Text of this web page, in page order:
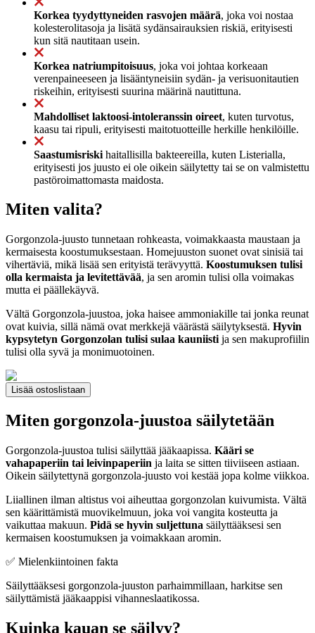
Korkea tyydyttyneiden rasvojen määrä, joka voi nostaa
kolesterolitasoja ja lisätä sydänsairauksien riskiä, erityisesti
kun sitä nautitaan usein.
Korkea natriumpitoisuus, joka voi johtaa korkeaan
verenpaineeseen ja lisääntyneisiin sydän- ja verisuonitautien
riskeihin, erityisesti suurina määrinä nautittuna.
Mahdolliset laktoosi-intoleranssin oireet, kuten turvotus,
kaasu tai ripuli, erityisesti maitotuotteille herkille henkilöille.
Saastumisriski haitallisilla bakteereilla, kuten Listerialla,
erityisesti jos juusto ei ole oikein säilytetty tai se on valmistettu
pastöroimattomasta maidosta.
Miten valita?
Gorgonzola-juusto tunnetaan rohkeasta, voimakkaasta maustaan ja
kermaisesta koostumuksestaan. Homejuuston suonet ovat sinisiä tai
vihertäviä, mikä lisää sen erityistä terävyyttä. Koostumuksen tulisi
olla kermaista ja levitettävää, ja sen aromin tulisi olla voimakas
mutta ei päällekäyvä.
Vältä Gorgonzola-juustoa, joka haisee ammoniakille tai jonka reunat
ovat kuivia, sillä nämä ovat merkkejä väärästä säilytyksestä. Hyvin
kypsytetyn Gorgonzolan tulisi sulaa kauniisti ja sen makuprofiilin
tulisi olla syvä ja monimuotoinen.
Lisää ostoslistaan
Miten gorgonzola-juustoa säilytetään
Gorgonzola-juustoa tulisi säilyttää jääkaapissa. Kääri se
vahapaperiin tai leivinpaperiin ja laita se sitten tiiviiseen astiaan.
Oikein säilytettynä gorgonzola-juusto voi kestää jopa kolme viikkoa.
Liiallinen ilman altistus voi aiheuttaa gorgonzolan kuivumista. Vältä
sen käärittämistä muovikelmuun, joka voi vangita kosteutta ja
vaikuttaa makuun. Pidä se hyvin suljettuna säilyttääksesi sen
kermaisen koostumuksen ja voimakkaan aromin.
✅ Mielenkiintoinen fakta
Säilyttääksesi gorgonzola-juuston parhaimmillaan, harkitse sen
säilyttämistä jääkaappisi vihanneslaatikossa.
Kuinka kauan se säilyy?